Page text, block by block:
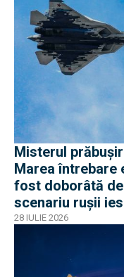
Misterul
Marea întrebare
fost doborâtă
scenariu rușii
28 IULIE 2026